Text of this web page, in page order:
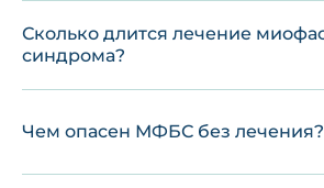
Сколько длится лечение
синдрома?
Чем опасен МФБС без лечения?